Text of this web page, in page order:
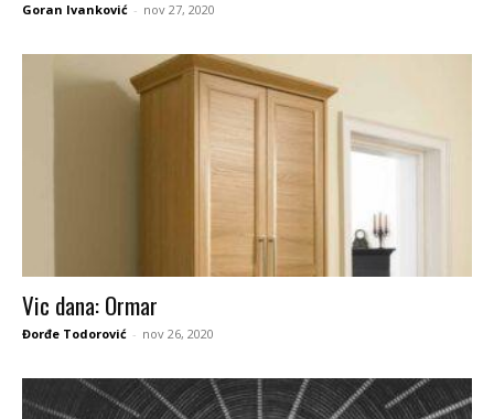
Goran Ivanković - nov 27, 2020
Vic dana: Ormar
Đorđe Todorović - nov 26, 2020